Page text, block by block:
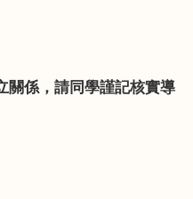
關係，請同學謹記核實導